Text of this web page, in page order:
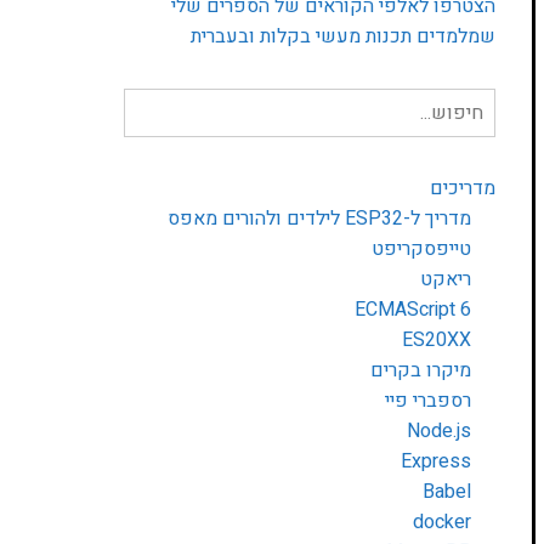
הצטרפו לאלפי הקוראים של הספרים שלי
שמלמדים תכנות מעשי בקלות ובעברית
חיפוש
עבור:
מדריכים
מדריך ל-ESP32 לילדים ולהורים מאפס
טייפסקריפט
ריאקט
ECMAScript 6
ES20XX
מיקרו בקרים
רספברי פיי
Node.js
Express
Babel
docker